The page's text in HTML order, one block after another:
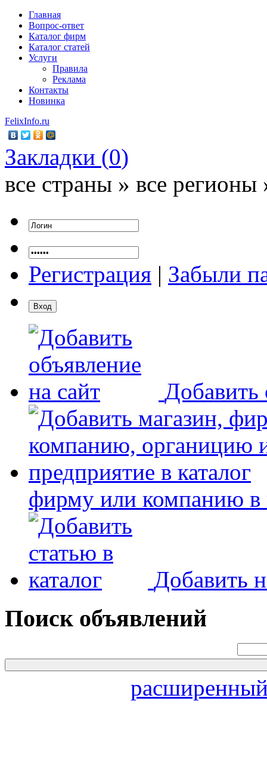
Главная
Вопрос-ответ
Каталог фирм
Каталог статей
Услуги
Правила
Реклама
Контакты
Новинка
FelixInfo.ru
Закладки (0)
все страны » все регионы
Регистрация | Забыли
Добавить
фирму или компанию в
Добавить
Поиск объявлений